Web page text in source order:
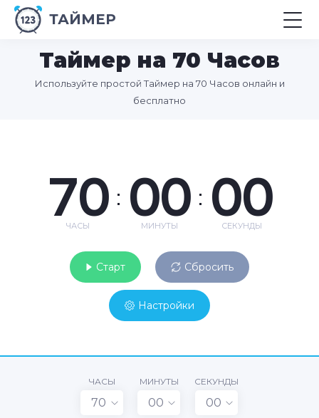
ТАЙМЕР
Таймер на 70 Часов
Используйте простой Таймер на 70 Часов онлайн и
бесплатно
70
ЧАСЫ
: 00
МИНУТЫ
: 00
СЕКУНДЫ
Старт Сбросить
Настройки
ЧАСЫ
70
МИНУТЫ
00
СЕКУНДЫ
00